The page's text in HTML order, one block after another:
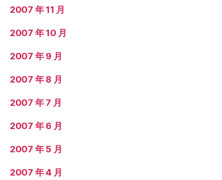
2007 年 11 月
2007 年 10 月
2007 年 9 月
2007 年 8 月
2007 年 7 月
2007 年 6 月
2007 年 5 月
2007 年 4 月